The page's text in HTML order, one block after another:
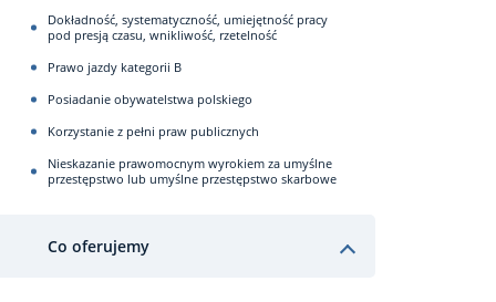
Dokładność, systematyczność, umiejętność pracy
pod presją czasu, wnikliwość, rzetelność
Prawo jazdy kategorii B
Posiadanie obywatelstwa polskiego
Korzystanie z pełni praw publicznych
Nieskazanie prawomocnym wyrokiem za umyślne
przestępstwo lub umyślne przestępstwo skarbowe
Co oferujemy